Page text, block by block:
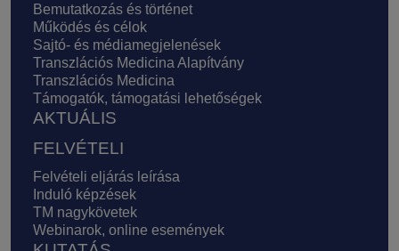
Bemutatkozás és történet
Működés és célok
Sajtó- és médiamegjelenések
Transzlációs Medicina Alapítvány
Transzlációs Medicina
Támogatók, támogatási lehetőségek
AKTUÁLIS
FELVÉTELI
Felvételi eljárás leírása
Induló képzések
TM nagykövetek
Webinarok, online események